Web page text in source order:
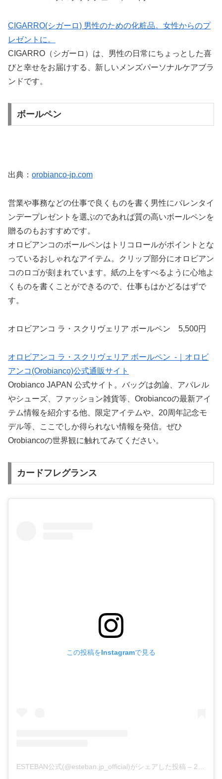
CIGARRO(シガーロ) 男性のための化粧品。女性からのプ
レゼントに。
CIGARRO（シガーロ）は、男性の日常にちょっとした喜
びと幸せをお届けする、新しいメンズパーソナルケアブラ
ンドです。
ボールペン
出典： orobianco-jp.com
営業や事務などの仕事で良くものを書く男性にバレンタイ
ンデープレゼントを選ぶのであれば質の高いボールペンを
贈るのもおすすめです。
オロビアンコのボールペンはトリコロールがポイントとな
っているおしゃれなアイテム。クリップ部分にオロビアン
コのロゴが刻まれています。紙の上をすべるように心地よ
くものを書くことができるので、仕事もはかどるはずで
す。
オロビアンコ ラ・スクリヴェリア ボールペン 5,500円
オロビアンコ ラ・スクリヴェリア ボールペン -｜オロビ
アンコ(Orobianco)公式通販サイト
Orobianco JAPAN 公式サイト。バッグは勿論、アパレル
やシューズ、ファッション雑貨等、Orobiancoの最新アイ
テム情報を紹介する他、限定アイテムや、20周年記念モ
デル等、ここでしか得られない情報を発信。ぜひ
Orobiancoの世界観に触れてみてください。
カードフレグランス
この投稿をInstagramで見る
ESTEBAN公式(@esteban.jp_official)がシェアした投稿 – 2018年12月月28日午後3時36分PST